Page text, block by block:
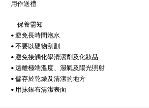
用作送禮
｜保養需知｜
• 避免長時間泡水
• 不要以硬物刮劃
• 避免接觸化學清潔劑及化妝品
• 遠離極端溫度、濕氣及陽光照射
• 儲存於乾燥及清潔的地方
• 用抹銀布清潔表面